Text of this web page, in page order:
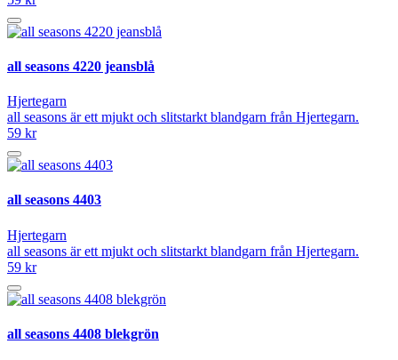
all seasons 4220 jeansblå
Hjertegarn
all seasons är ett mjukt och slitstarkt blandgarn från Hjertegarn.
59 kr
all seasons 4403
Hjertegarn
all seasons är ett mjukt och slitstarkt blandgarn från Hjertegarn.
59 kr
all seasons 4408 blekgrön